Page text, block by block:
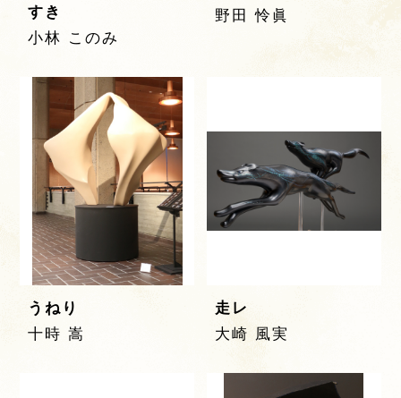
すき
小林 このみ
野田 怜眞
うねり
十時 嵩
走レ
大崎 風実